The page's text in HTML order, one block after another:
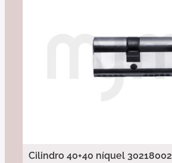
Cilindro 40+40 níquel 30218002